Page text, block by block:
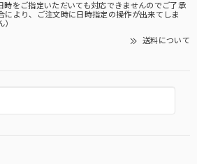
時をご指定いただいても対応できませんのでご了承
により、ご注文時に日時指定の操作が出来てしま
送料について